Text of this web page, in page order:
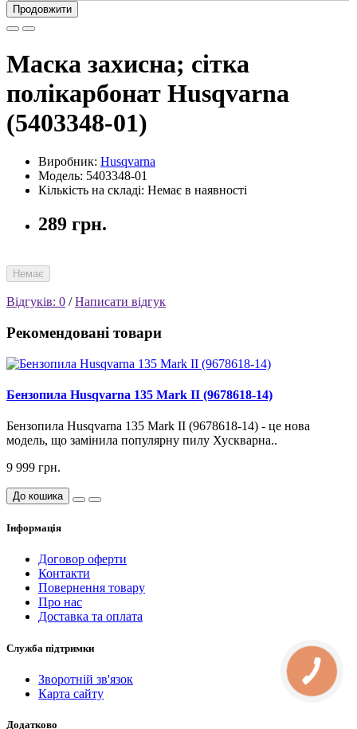
Продовжити
Маска захисна; сітка
полікарбонат Husqvarna
(5403348-01)
Виробник: Husqvarna
Модель: 5403348-01
Кількість на складі: Немає в наявності
289 грн.
Немає
Відгуків: 0 /Написати відгук
Рекомендовані товари
Бензопила Husqvarna 135 Mark II (9678618-14)
Бензопила Husqvarna 135 Mark II (9678618-14) - це нова
модель, що замінила популярну пилу Хускварна..
9 999 грн.
До кошика
Інформація
Договор оферти
Контакти
Повернення товару
Про нас
Доставка та оплата
Служба підтримки
Зворотній зв'язок
Карта сайту
Додатково
КНОПКА
СВЯЗИ